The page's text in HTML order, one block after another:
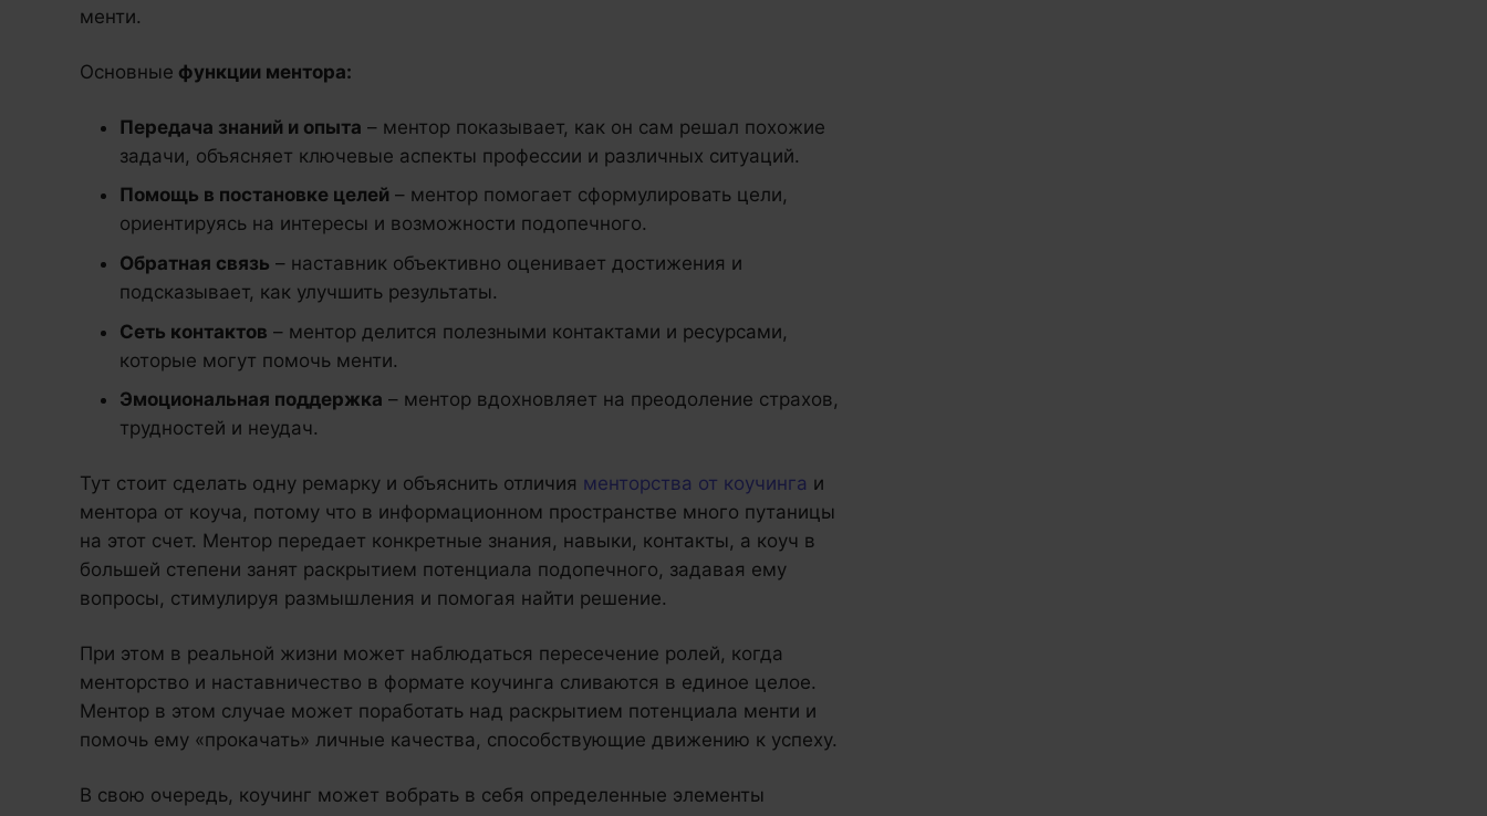
менти.
Основные функции ментора:
Передача знаний и опыта – ментор показывает, как он сам решал похожие
задачи, объясняет ключевые аспекты профессии и различных ситуаций.
Помощь в постановке целей – ментор помогает сформулировать цели,
ориентируясь на интересы и возможности подопечного.
Обратная связь – наставник объективно оценивает достижения и
подсказывает, как улучшить результаты.
Сеть контактов – ментор делится полезными контактами и ресурсами,
которые могут помочь менти.
Эмоциональная поддержка – ментор вдохновляет на преодоление страхов,
трудностей и неудач.
Тут стоит сделать одну ремарку и объяснить отличия менторства от коучинга и
ментора от коуча, потому что в информационном пространстве много путаницы
на этот счет. Ментор передает конкретные знания, навыки, контакты, а коуч в
большей степени занят раскрытием потенциала подопечного, задавая ему
вопросы, стимулируя размышления и помогая найти решение.
При этом в реальной жизни может наблюдаться пересечение ролей, когда
менторство и наставничество в формате коучинга сливаются в единое целое.
Ментор в этом случае может поработать над раскрытием потенциала менти и
помочь ему «прокачать» личные качества, способствующие движению к успеху.
В свою очередь, коучинг может вобрать в себя определенные элементы